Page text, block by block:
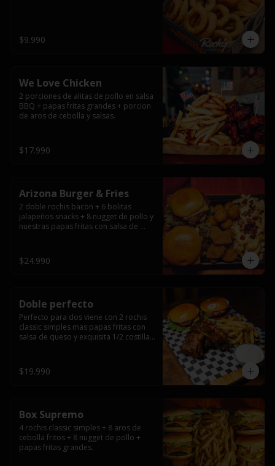
$9.990
We Love Chicken
2 porciones de alitas de pollo en salsa
BBQ + papas fritas grandes + porcion
de aros de cebolla y salsas.
$17.990
Arizona Burger & Fries
2 doble rochis bacon + 6 bolitas
jalapeños snacks + 8 nugget de pollo y
nuestras papas fritas con salsa de
$24.990
Doble perfecto
Perfecto para dos viene con 2 rochis
classic simples mas papas fritas con
salsa de queso y exquisita 1/2 costilla
$19.990
Box Supremo
4 rochis classic simples + 8 aros de
cebolla fritos + 8 nugget de pollo +
papas fritas grandes.